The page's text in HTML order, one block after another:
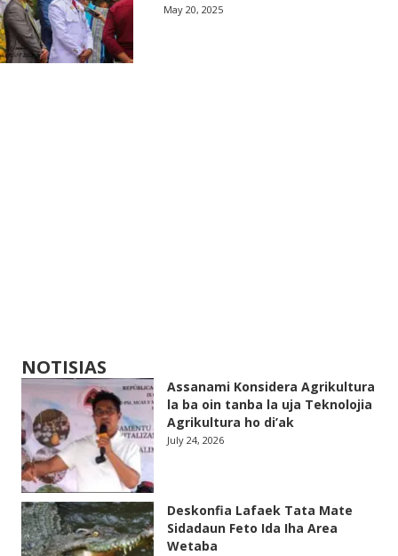
May 20, 2025
NOTISIAS
Assanami Konsidera Agrikultura
la ba oin tanba la uja Teknolojia
Agrikultura ho di’ak
July 24, 2026
Deskonfia Lafaek Tata Mate
Sidadaun Feto Ida Iha Area
Wetaba